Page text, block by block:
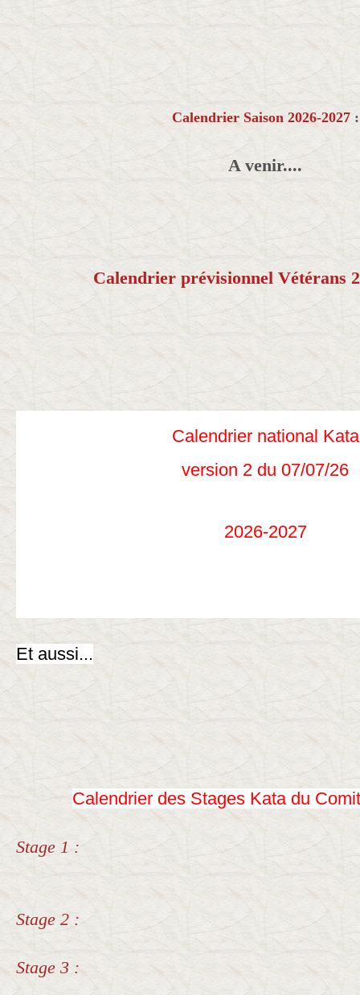
Calendrier Saison 2026-2027:
A venir....
Calendrier prévisionnel Vétérans
Calendrier national Kata
version 2 du 07/07/26
2026-2027
Et aussi...
Calendrier des Stages Kata du
Stage 1 :
Stage 2 :
Stage 3 :